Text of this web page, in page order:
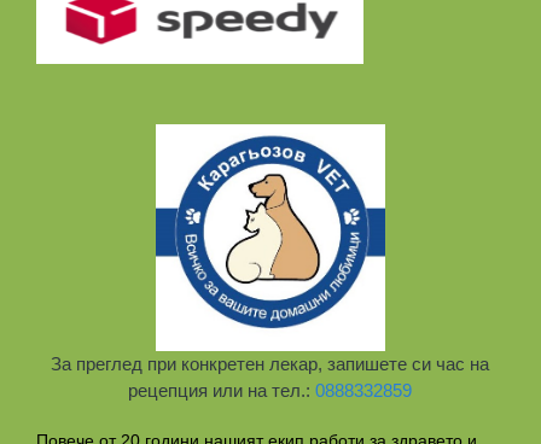
За преглед при конкретен лекар, запишете си час на
рецепция или на тел.:0888332859